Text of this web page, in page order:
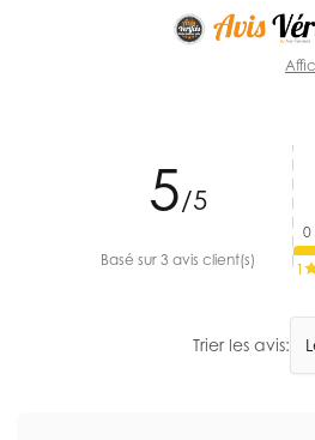
5/5
Basé sur 3 avis client(s)
0
1
Trier les avis: